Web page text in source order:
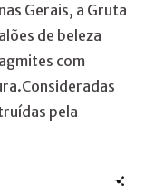
Gerais, a Gruta
de beleza
com
pela